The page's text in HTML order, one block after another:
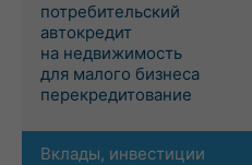
потребительский
автокредит
на недвижимость
для малого бизнеса
перекредитование
Вклады, инвестиции